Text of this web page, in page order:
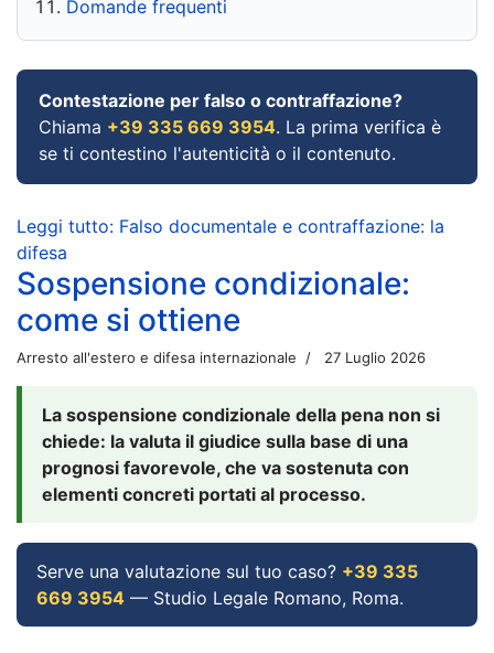
Domande frequenti
Contestazione per falso o contraffazione?
Chiama +39 335 669 3954. La prima verifica è
se ti contestino l'autenticità o il contenuto.
Leggi tutto: Falso documentale e contraffazione: la
difesa
Sospensione condizionale:
come si ottiene
Arresto all'estero e difesa internazionale 27 Luglio 2026
La sospensione condizionale della pena non si
chiede: la valuta il giudice sulla base di una
prognosi favorevole, che va sostenuta con
elementi concreti portati al processo.
Serve una valutazione sul tuo caso? +39 335
669 3954 — Studio Legale Romano, Roma.